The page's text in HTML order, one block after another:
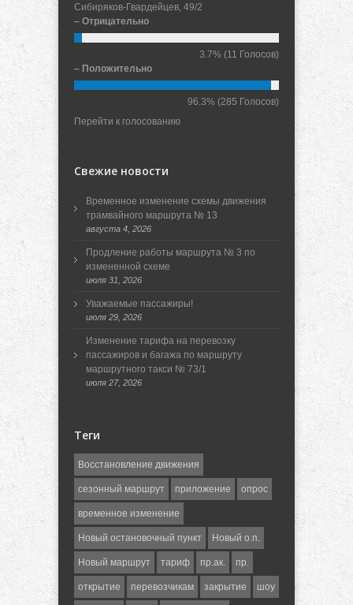
Сибиряков-Гвардейцев, 49/2
– Отрицательно
3.7% (11 Голосов)
– Положительно
96.3% (285 Голосов)
Перейти к голосованию
Свежие новости
Временное изменение схемы движения
трамвайного маршрута № 13
августа 4, 2026
Продление работы маршрута № 3 по
измененной схеме
июля 31, 2026
Уважаемые пассажиры!
июля 29, 2026
Изменение тарифа на перевозку
пассажиров и багажа по маршруту
маршрутного такси № 73/1
июля 27, 2026
Теги
Восстановление движения
сезонный маршрут приложение опрос
временное изменение
Новый остановочный пункт Новый о.п.
Новый маршрут тариф пр.ак. пр.
открытие перевозчикам закрытие шоу